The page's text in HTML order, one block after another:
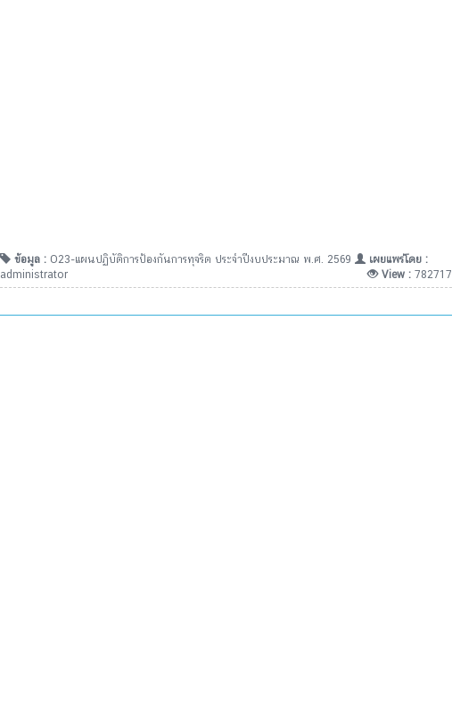
ข้อมูล : O23-แผนปฏิบัติการป้องกันการทุจริต ประจำปีงบประมาณ พ.ศ. 2569
เผยแพร่โดย :
administrator
View : 782717